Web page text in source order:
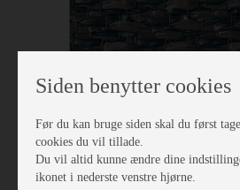
Isabella Tæppe North 2,5 x 6,5
Siden benytter cookies
Før du kan bruge siden skal du først
cookies du vil tillade.
Du vil altid kunne ændre dine
ikonet i nederste venstre hjørne.